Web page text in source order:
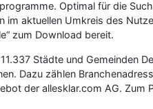
Optimal für die
im aktuellen Umkreis des
zum Download bereit.
Städte und Gemeinden
Dazu zählen
der allesklar.com AG.